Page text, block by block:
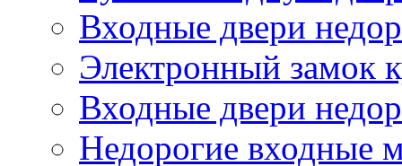
Входные двери
Электронный замок
Входные двери
Недорогие входные